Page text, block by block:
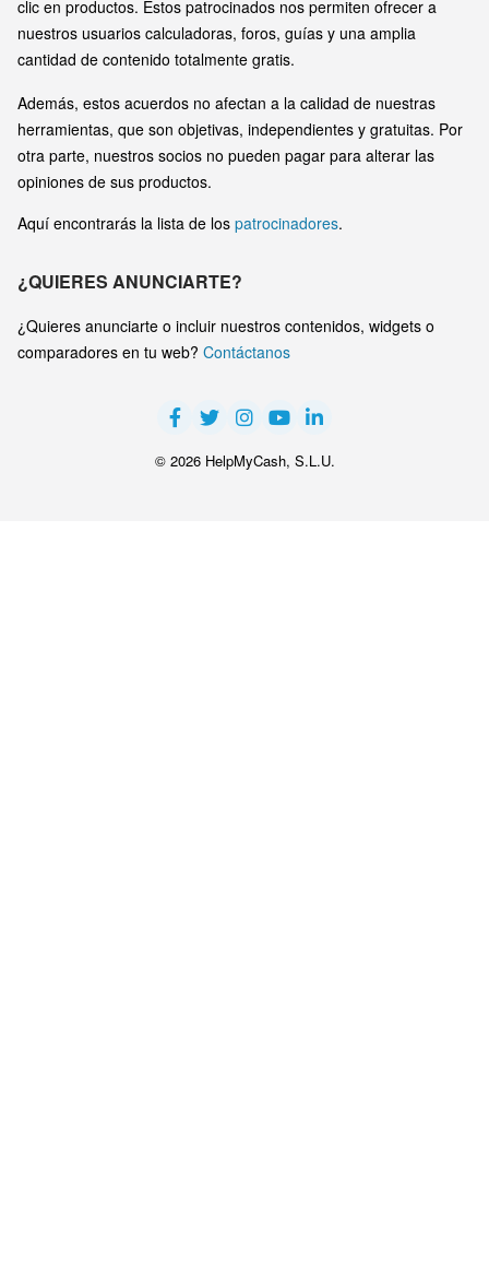
clic en productos. Estos patrocinados nos permiten ofrecer a
nuestros usuarios calculadoras, foros, guías y una amplia
cantidad de contenido totalmente gratis.
Además, estos acuerdos no afectan a la calidad de nuestras
herramientas, que son objetivas, independientes y gratuitas. Por
otra parte, nuestros socios no pueden pagar para alterar las
opiniones de sus productos.
Aquí encontrarás la lista de los patrocinadores.
¿QUIERES ANUNCIARTE?
¿Quieres anunciarte o incluir nuestros contenidos, widgets o
comparadores en tu web? Contáctanos
© 2026 HelpMyCash, S.L.U.